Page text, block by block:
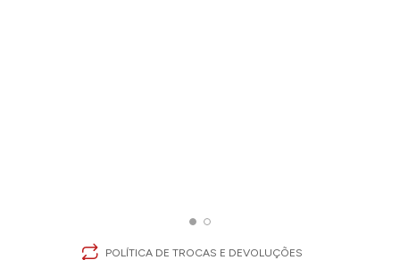
POLÍTICA DE TROCAS E DEVOLUÇÕES